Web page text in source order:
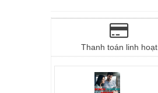
Thanh toán linh hoạt